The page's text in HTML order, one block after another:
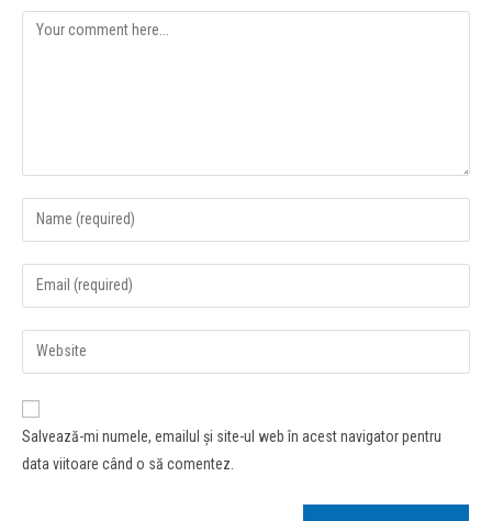
Salvează-mi numele, emailul și site-ul web în acest navigator pentru
data viitoare când o să comentez.